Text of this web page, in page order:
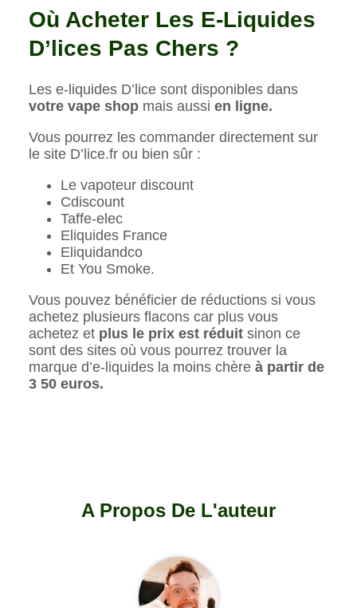
Où Acheter Les E-Liquides
D’lices Pas Chers ?
Les e-liquides D’lice sont disponibles dans
votre vape shop mais aussi en ligne.
Vous pourrez les commander directement sur
le site D’lice.fr ou bien sûr :
Le vapoteur discount
Cdiscount
Taffe-elec
Eliquides France
Eliquidandco
Et You Smoke.
Vous pouvez bénéficier de réductions si vous
achetez plusieurs flacons car plus vous
achetez et plus le prix est réduitsinon ce
sont des sites où vous pourrez trouver la
marque d’e-liquides la moins chère à partir de
3 50 euros.
A Propos De L'auteur